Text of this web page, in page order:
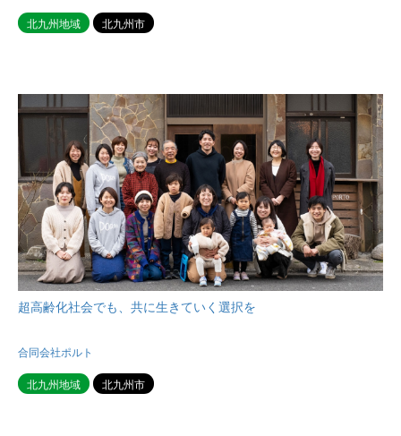
北九州地域 北九州市
超高齢化社会でも、共に生きていく選択を
合同会社ポルト
北九州地域 北九州市